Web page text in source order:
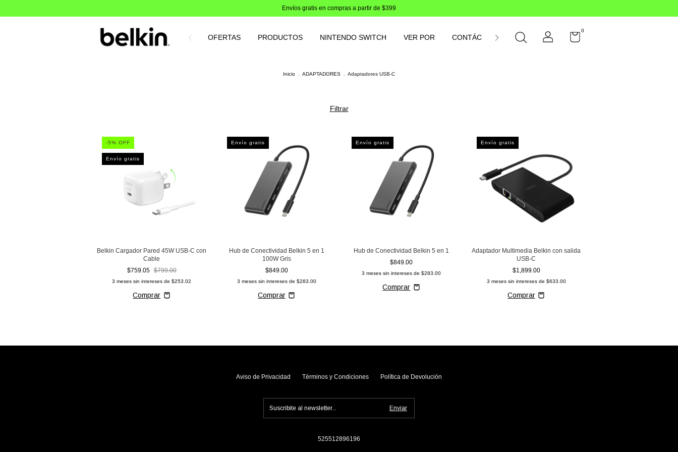
Envíos gratis en compras a partir de $399
OFERTAS PRODUCTOS NINTENDO SWITCH VER POR CONTÁCTANOS
0
Inicio ADAPTADORES Adaptadores USB-C
Filtrar
-5% OFF
Envío gratis
Belkin Cargador Pared 45W USB-C con
Cable
$759.05 $799.00
3 meses sin intereses de$253.02
Envío gratis
Hub de Conectividad Belkin 5 en 1
100W Gris
$849.00
3 meses sin intereses de $283.00
Envío gratis
Hub de Conectividad Belkin 5 en 1
$849.00
3 meses sin intereses de$283.00
Envío gratis
Adaptador Multimedia Belkin con salida
USB-C
$1,899.00
3 meses sin intereses de $633.00
Aviso de Privacidad Términos y Condiciones Política de Devolución
525512896196